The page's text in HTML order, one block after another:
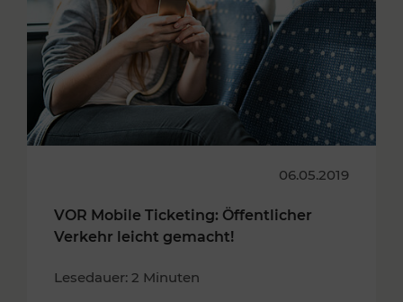
06.05.2019
VOR Mobile Ticketing: Öffentlicher
Verkehr leicht gemacht!
Lesedauer: 2 Minuten